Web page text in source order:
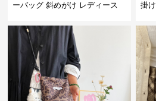
ーバッグ 斜めがけ レディース
掛